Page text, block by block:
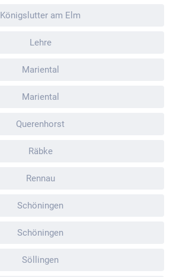
Königslutter am Elm
Lehre
Mariental
Mariental
Querenhorst
Räbke
Rennau
Schöningen
Schöningen
Söllingen